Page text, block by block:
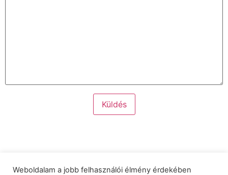
Weboldalam a jobb felhasználói élmény érdekében